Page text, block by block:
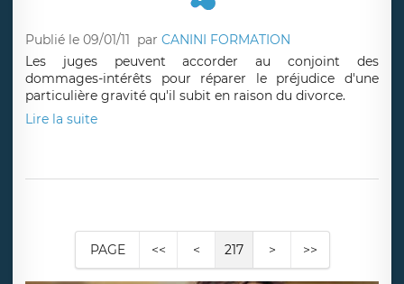
Publié le 09/01/11 parCANINI FORMATION
Les juges peuvent accorder au conjoint des
dommages-intérêts pour réparer le préjudice d'une
particulière gravité qu'il subit en raison du divorce.
Lire la suite
PAGE << < 217 > >>